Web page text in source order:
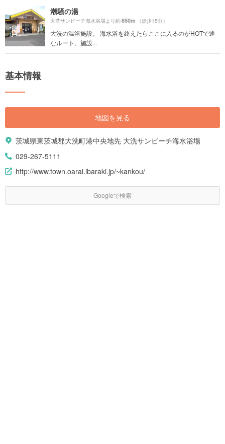
潮騒の湯
大洗サンビーチ海水浴場より約850m （徒歩15分）
大洗の温浴施設。 海水浴を終えたらここに入るのがHOTで通
なルート。施設...
基本情報
地図を見る
茨城県東茨城郡大洗町港中央地先 大洗サンビーチ海水浴場
029-267-5111
http://www.town.oarai.ibaraki.jp/~kankou/
Googleで検索